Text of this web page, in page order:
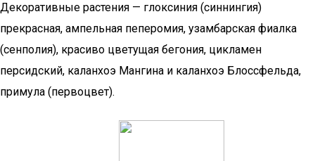
Декоративные растения — глоксиния (синнингия)
прекрасная, ампельная пеперомия, узамбарская фиалка
(сенполия), красиво цветущая бегония, цикламен
персидский, каланхоэ Мангина и каланхоэ Блоссфельда,
примула (первоцвет).